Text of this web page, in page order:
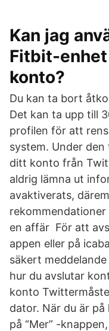
Kan jag
Fitbit-
konto?
Du kan ta bort
Det kan ta upp till
profilen för att
system. Under
ditt konto från
aldrig lämna ut
avaktiverats,
en affär För att
appen eller på
säkert
hur du avslutar
konto
dator. När du är på
på “Mer” -